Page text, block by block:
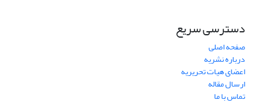
دسترسی سریع
صفحه اصلی
درباره نشریه
اعضای هیات تحریریه
ارسال مقاله
تماس با ما